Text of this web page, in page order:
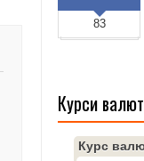
83
Курси валют